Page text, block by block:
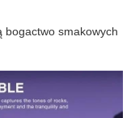
bogactwo smakowych